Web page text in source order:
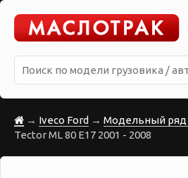
→ Iveco Ford → Модельный ряд
Tector ML 80 E17 2001 - 2008